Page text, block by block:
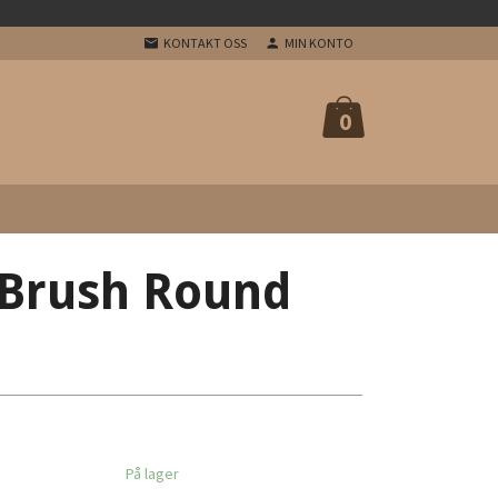
KONTAKT OSS MIN KONTO
0
Round
På lager